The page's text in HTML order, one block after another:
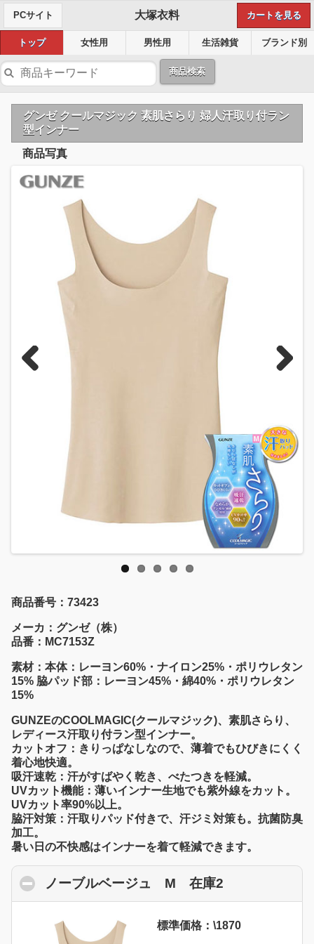
PCサイト 大塚衣料 カートを見る
トップ 女性用 男性用 生活雑貨 ブランド別
商品検索
グンゼ クールマジック 素肌さらり 婦人汗取り付ラン
型インナー
商品写真
商品番号：73423
メーカ：グンゼ（株）
品番：MC7153Z
素材：本体：レーヨン60%・ナイロン25%・ポリウレタン
15% 脇パッド部：レーヨン45%・綿40%・ポリウレタン
15%
GUNZEのCOOLMAGIC(クールマジック)、素肌さらり、
レディース汗取り付ラン型インナー。
カットオフ：きりっぱなしなので、薄着でもひびきにくく
着心地快適。
吸汗速乾：汗がすばやく乾き、べたつきを軽減。
UVカット機能：薄いインナー生地でも紫外線をカット。
UVカット率90%以上。
脇汗対策：汗取りパッド付きで、汗ジミ対策も。抗菌防臭
加工。
暑い日の不快感はインナーを着て軽減できます。
ノーブルベージュ M 在庫2
標準価格：\1870